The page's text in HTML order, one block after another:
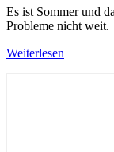
Es ist Sommer und
Probleme nicht weit.
Weiterlesen